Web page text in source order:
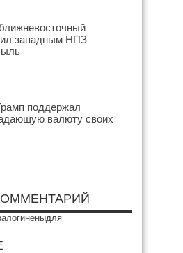
западным НПЗ
поддержал
валюту своих
для